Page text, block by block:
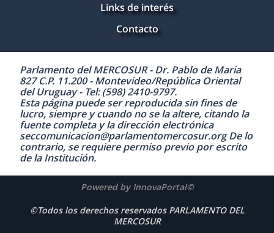
Links de interés
Contacto
Parlamento del MERCOSUR - Dr. Pablo de Maria
827 C.P. 11.200 - Montevideo/República Oriental
del Uruguay - Tel: (598) 2410-9797.
Esta página puede ser reproducida sin fines de
lucro, siempre y cuando no se la altere, citando la
fuente completa y la dirección electrónica
seccomunicacion@parlamentomercosur.org De lo
contrario, se requiere permiso previo por escrito
de la Institución.
Powered by InnovaPortal©
©Todos los derechos reservados PARLAMENTO DEL
MERCOSUR